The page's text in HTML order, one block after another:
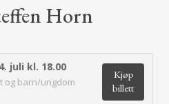
Horn
juli kl. 18.00
og barn/ungdom
Kjøp
billett